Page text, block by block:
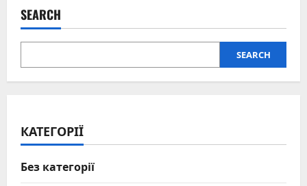
SEARCH
SEARCH
КАТЕГОРІЇ
Без категорії